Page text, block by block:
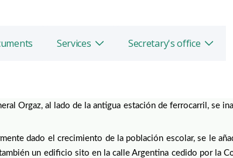
Services ToggleSecretary's office Toggle
Orgaz, al lado de la antigua estación de ferrocarril, se
dado el crecimiento de la población escolar, se le
un edificio sito en la calle Argentina cedido por la